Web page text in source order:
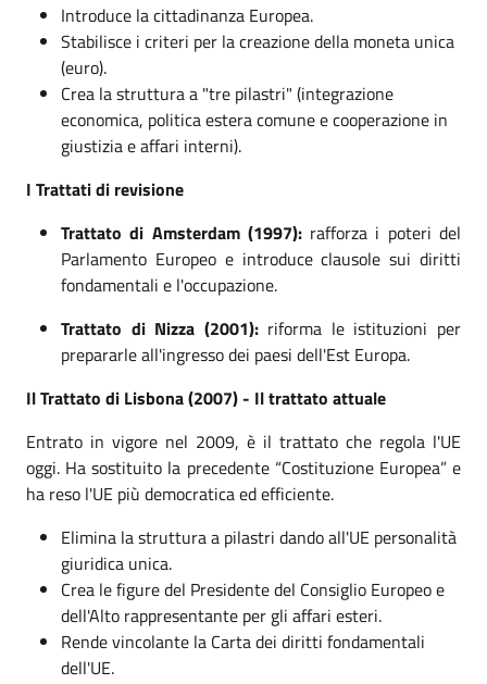
Introduce la cittadinanza Europea.
Stabilisce i criteri per la creazione della moneta unica
(euro).
Crea la struttura a "tre pilastri" (integrazione
economica, politica estera comune e cooperazione in
giustizia e affari interni).
I Trattati di revisione
Trattato di Amsterdam (1997): rafforza i poteri del
Parlamento Europeo e introduce clausole sui diritti
fondamentali e l'occupazione.
Trattato di Nizza (2001): riforma le istituzioni per
prepararle all'ingresso dei paesi dell'Est Europa.
Il Trattato di Lisbona (2007) - Il trattato attuale
Entrato in vigore nel 2009, è il trattato che regola l'UE
oggi. Ha sostituito la precedente “Costituzione Europea” e
ha reso l'UE più democratica ed efficiente.
Elimina la struttura a pilastri dando all'UE personalità
giuridica unica.
Crea le figure del Presidente del Consiglio Europeo e
dell'Alto rappresentante per gli affari esteri.
Rende vincolante la Carta dei diritti fondamentali
dell'UE.